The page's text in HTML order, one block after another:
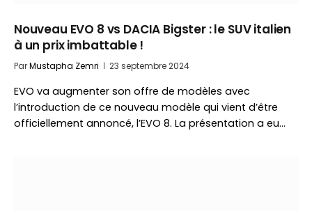
Nouveau EVO 8 vs DACIA Bigster : le SUV italien
à un prix imbattable !
ParMustapha Zemri 23 septembre 2024
EVO va augmenter son offre de modèles avec
l’introduction de ce nouveau modèle qui vient d’être
officiellement annoncé, l’EVO 8. La présentation a eu…